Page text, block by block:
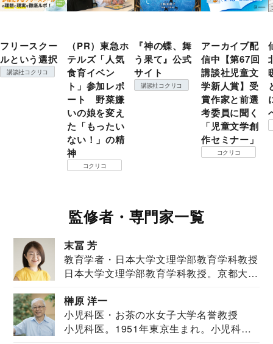
フリースクー
ルという選択
講談社コクリコ
（PR）東急ホ
テルズ「人気
食育イベン
ト」参加レポ
ート 野菜嫌
いの娘を変え
た「もったい
ない！」の精
神
コクリコ
『神の蝶、舞
う果て』公式
サイト
講談社コクリコ
アーカイブ配
信中【第67回
講談社児童文
学新人賞】受
賞作家と前選
考委員に聞く
「児童文学創
作セミナー」
コクリコ
監修者・専門家一覧
末冨 芳
教育学者・日本大学文理学部教育学科教授
日本大学文理学部教育学科教授。京都大学
榊原 洋一
小児科医・お茶の水女子大学名誉教授
小児科医。1951年東京生まれ。小児科